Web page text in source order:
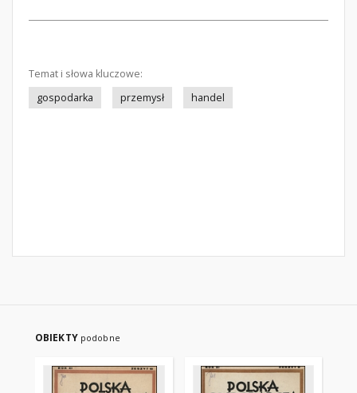
Temat i słowa kluczowe:
gospodarka
przemysł handel
OBIEKTY podobne